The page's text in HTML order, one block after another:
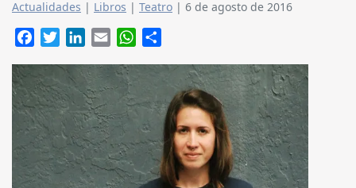
Actualidades | Libros | Teatro | 6 de agosto de 2016
FacebookTwitterLinkedIn
Email WhatsApp